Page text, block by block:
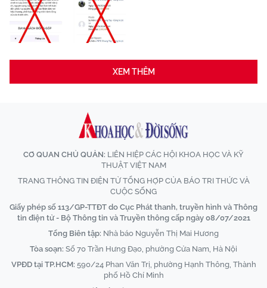
XEM THÊM
CƠ QUAN CHỦ QUẢN: LIÊN HIỆP CÁC HỘI KHOA HỌC VÀ KỸ
THUẬT VIỆT NAM
TRANG THÔNG TIN ĐIỆN TỬ TỔNG HỢP CỦA BÁO TRI THỨC VÀ
CUỘC SỐNG
Giấy phép số 113/GP-TTĐT do Cục Phát thanh, truyền hình và Thông
tin điện tử - Bộ Thông tin và Truyền thông cấp ngày 08/07/2021
Tổng Biên tập: Nhà báo Nguyễn Thị Mai Hương
Tòa soạn: Số 70 Trần Hưng Đạo, phường Cửa Nam, Hà Nội
VPĐD tại TP.HCM: 590/24 Phan Văn Trị, phường Hạnh Thông, Thành
phố Hồ Chí Minh